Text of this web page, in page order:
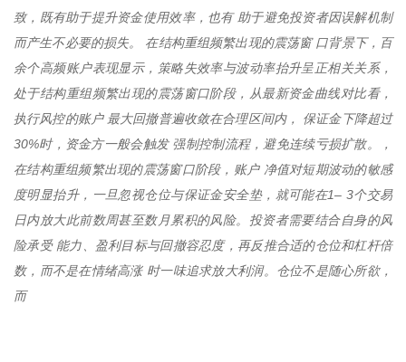
致，既有助于提升资金使用效率，也有 助于避免投资者因误解机制
而产生不必要的损失。 在结构重组频繁出现的震荡窗 口背景下，百
余个高频账户表现显示，策略失效率与波动率抬升呈正相关关系，
处于结构重组频繁出现的震荡窗口阶段，从最新资金曲线对比看，
执行风控的账户 最大回撤普遍收敛在合理区间内， 保证金下降超过
30%时，资金方一般会触发 强制控制流程，避免连续亏损扩散。，
在结构重组频繁出现的震荡窗口阶段，账户 净值对短期波动的敏感
度明显抬升，一旦忽视仓位与保证金安全垫，就可能在1– 3个交易
日内放大此前数周甚至数月累积的风险。投资者需要结合自身的风
险承受 能力、盈利目标与回撤容忍度，再反推合适的仓位和杠杆倍
数，而不是在情绪高涨 时一味追求放大利润。仓位不是随心所欲，
而